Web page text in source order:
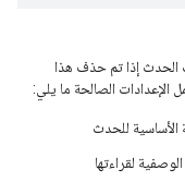
الحدث إذا تم حذف هذا
الإعدادات الصالحة ما يلي:
الأساسية للحدث
لقراءتها